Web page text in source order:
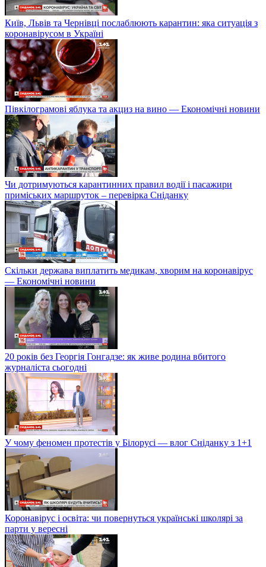
Київ, Львів та Чернівці послаблюють карантин: яка ситуація з
коронавірусом в Україні
Півкілограмові яблука та акциз на вино — Економічні новини
Чи дотримуються карантинних правил водії і пасажири
приміських маршруток – перевірка Сніданку
Скільки держава виплатить медикам, хворим на коронавірус
— Економічні новини
20 років без Георгія Гонгадзе: як живе родина вбитого
журналіста сьогодні
У чому феномен протестів у Білорусі — влог Сніданку з 1+1
Коронавірус і освіта: чи повернуться українські школярі за
парти у вересні